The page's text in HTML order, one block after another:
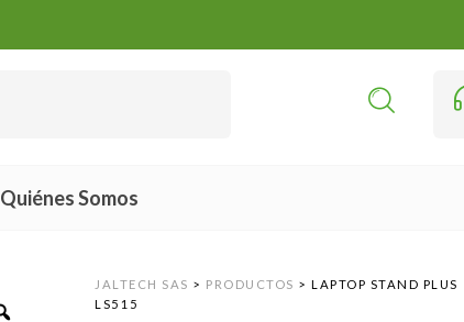
Quiénes Somos
JALTECH SAS > PRODUCTOS >LAPTOP STAND PLUS
LS515